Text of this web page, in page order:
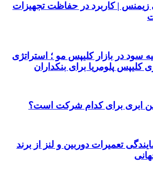
زیمنس | کاربرد در حفاظت تجهیزات
سود در بازار کلیپس مو ؛ استراتژی
کلیپس پلومریا برای بنکداران
ابری برای کدام شرکت است؟
تعمیرات دوربین و لنز از برند